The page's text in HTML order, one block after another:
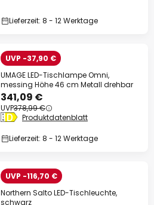
Lieferzeit: 8 - 12 Werktage
UVP -37,90 €
UMAGE LED-Tischlampe Omni,
messing Höhe 46 cm Metall drehbar
341,09 €
UVP378,99 €
Produktdatenblatt
Lieferzeit: 8 - 12 Werktage
UVP -116,70 €
Northern Salto LED-Tischleuchte,
schwarz